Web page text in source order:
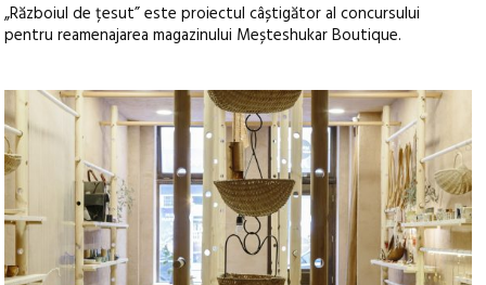
„Războiul de țesut” este proiectul câștigător al concursului
pentru reamenajarea magazinului Meșteshukar Boutique.